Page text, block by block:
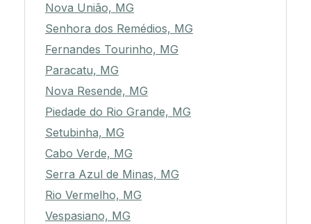
Nova União, MG
Senhora dos Remédios, MG
Fernandes Tourinho, MG
Paracatu, MG
Nova Resende, MG
Piedade do Rio Grande, MG
Setubinha, MG
Cabo Verde, MG
Serra Azul de Minas, MG
Rio Vermelho, MG
Vespasiano, MG